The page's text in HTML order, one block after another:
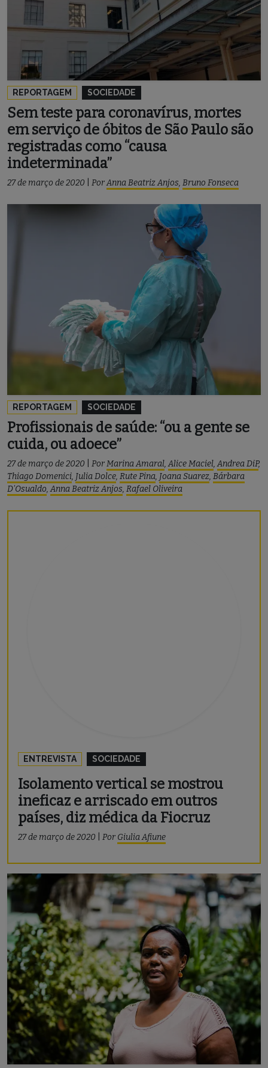
REPORTAGEM SOCIEDADE
Sem teste para coronavírus, mortes
em serviço de óbitos de São Paulo são
registradas como “causa
indeterminada”
27 de março de 2020 PorAnna Beatriz Anjos, Bruno Fonseca
REPORTAGEM SOCIEDADE
Profissionais de saúde: “ou a gente se
cuida, ou adoece”
27 de março de 2020 PorMarina Amaral,Alice Maciel,Andrea DiP,
Thiago Domenici, Julia Dolce, Rute Pina, Joana Suarez, Bárbara
D'Osualdo,Anna Beatriz Anjos, Rafael Oliveira
ENTREVISTA SOCIEDADE
Isolamento vertical se mostrou
ineficaz e arriscado em outros
países, diz médica da Fiocruz
27 de março de 2020 Por Giulia Afiune